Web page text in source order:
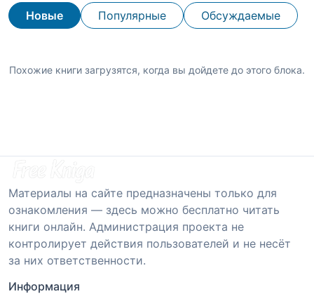
Новые Популярные Обсуждаемые
Похожие книги загрузятся, когда вы дойдете до этого блока.
Материалы на сайте предназначены только для
ознакомления — здесь можно бесплатно читать
книги онлайн. Администрация проекта не
контролирует действия пользователей и не несёт
за них ответственности.
Информация